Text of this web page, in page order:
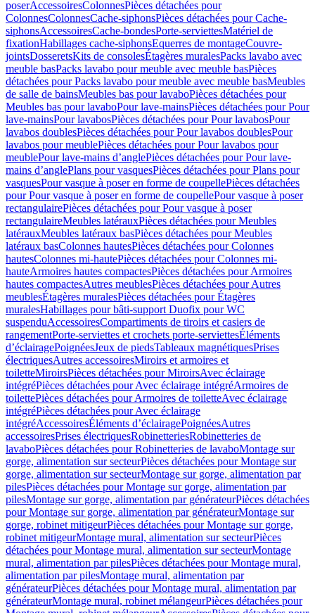
poserAccessoiresColonnesPièces détachées pour
ColonnesColonnesCache-siphonsPièces détachées pour Cache-
siphonsAccessoiresCache-bondesPorte-serviettesMatériel de
fixationHabillages cache-siphonsEquerres de montageCouvre-
jointsDosseretsKits de consolesÉtagères muralesPacks lavabo avec
meuble basPacks lavabo pour meuble avec meuble basPièces
détachées pour Packs lavabo pour meuble avec meuble basMeubles
de salle de bainsMeubles bas pour lavaboPièces détachées pour
Meubles bas pour lavaboPour lave-mainsPièces détachées pour Pour
lave-mainsPour lavabosPièces détachées pour Pour lavabosPour
lavabos doublesPièces détachées pour Pour lavabos doublesPour
lavabos pour meublePièces détachées pour Pour lavabos pour
meublePour lave-mains d’anglePièces détachées pour Pour lave-
mains d’anglePlans pour vasquesPièces détachées pour Plans pour
vasquesPour vasque à poser en forme de coupellePièces détachées
pour Pour vasque à poser en forme de coupellePour vasque à poser
rectangulairePièces détachées pour Pour vasque à poser
rectangulaireMeubles latérauxPièces détachées pour Meubles
latérauxMeubles latéraux basPièces détachées pour Meubles
latéraux basColonnes hautesPièces détachées pour Colonnes
hautesColonnes mi-hautePièces détachées pour Colonnes mi-
hauteArmoires hautes compactesPièces détachées pour Armoires
hautes compactesAutres meublesPièces détachées pour Autres
meublesÉtagères muralesPièces détachées pour Étagères
muralesHabillages pour bâti-support Duofix pour WC
suspenduAccessoiresCompartiments de tiroirs et casiers de
rangementPorte-serviettes et crochets porte-serviettesÉléments
d’éclairagePoignéesJeux de piedsTableaux magnétiquesPrises
électriquesAutres accessoiresMiroirs et armoires et
toiletteMiroirsPièces détachées pour MiroirsAvec éclairage
intégréPièces détachées pour Avec éclairage intégréArmoires de
toilettePièces détachées pour Armoires de toiletteAvec éclairage
intégréPièces détachées pour Avec éclairage
intégréAccessoiresÉléments d’éclairagePoignéesAutres
accessoiresPrises électriquesRobinetteriesRobinetteries de
lavaboPièces détachées pour Robinetteries de lavaboMontage sur
gorge, alimentation sur secteurPièces détachées pour Montage sur
gorge, alimentation sur secteurMontage sur gorge, alimentation par
pilesPièces détachées pour Montage sur gorge, alimentation par
pilesMontage sur gorge, alimentation par générateurPièces détachées
pour Montage sur gorge, alimentation par générateurMontage sur
gorge, robinet mitigeurPièces détachées pour Montage sur gorge,
robinet mitigeurMontage mural, alimentation sur secteurPièces
détachées pour Montage mural, alimentation sur secteurMontage
mural, alimentation par pilesPièces détachées pour Montage mural,
alimentation par pilesMontage mural, alimentation par
générateurPièces détachées pour Montage mural, alimentation par
générateurMontage mural, robinet mélangeurPièces détachées pour